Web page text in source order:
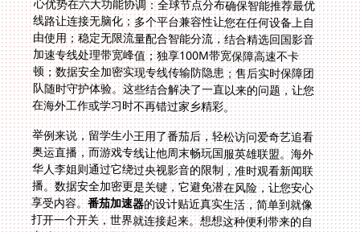
在海外工作或学习时不再错过家乡精彩。
举例来说，留学生小王用了番茄后，轻松访问爱奇艺追看
奥运直播，而游戏专线让他周末畅玩国服英雄联盟。海外
华人李姐则通过它绕过央视影音的限制，准时观看新闻联
播。数据安全加密更是关键，它避免潜在风险，让您安心
享受内容。番茄加速器的设计贴近真实生活，简单到就像
打开一个开关，世界就连接起来。想想这种便利带来的自
由感——您终于能把“在国外怎样看国内电视剧”这种问题